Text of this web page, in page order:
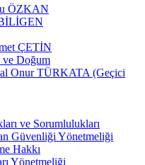
ÖZKAN
ÇETİN
ve Doğum
Onur TÜRKATA (Geçici
ve Sorumlulukları
Güvenliği Yönetmeliği
Hakkı
Yönetmeliği